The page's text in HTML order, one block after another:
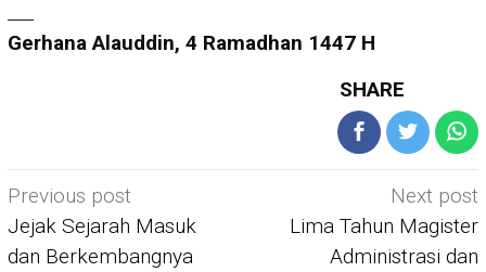
Gerhana Alauddin, 4 Ramadhan 1447 H
SHARE
Post
navigation
Previous post
Jejak Sejarah Masuk
dan Berkembangnya
Next post
Lima Tahun Magister
Administrasi dan